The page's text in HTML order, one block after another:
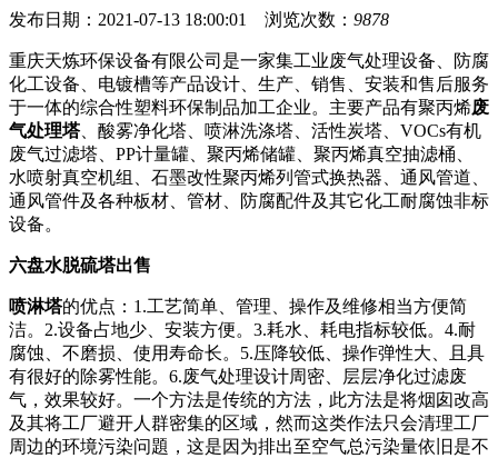
发布日期：2021-07-13 18:00:01 浏览次数： 9878
重庆天炼环保设备有限公司是一家集工业废气处理设备、防腐
化工设备、电镀槽等产品设计、生产、销售、安装和售后服务
于一体的综合性塑料环保制品加工企业。主要产品有聚丙烯废
气处理塔、酸雾净化塔、喷淋洗涤塔、活性炭塔、VOCs有机
废气过滤塔、PP计量罐、聚丙烯储罐、聚丙烯真空抽滤桶、
水喷射真空机组、石墨改性聚丙烯列管式换热器、通风管道、
通风管件及各种板材、管材、防腐配件及其它化工耐腐蚀非标
设备。
六盘水脱硫塔出售
喷淋塔的优点：1.工艺简单、管理、操作及维修相当方便简
洁。2.设备占地少、安装方便。3.耗水、耗电指标较低。4.耐
腐蚀、不磨损、使用寿命长。5.压降较低、操作弹性大、且具
有很好的除雾性能。6.废气处理设计周密、层层净化过滤废
气，效果较好。一个方法是传统的方法，此方法是将烟囱改高
及其将工厂避开人群密集的区域，然而这类作法只会清理工厂
周边的环境污染问題，这是因为排出至空气总污染量依旧是不